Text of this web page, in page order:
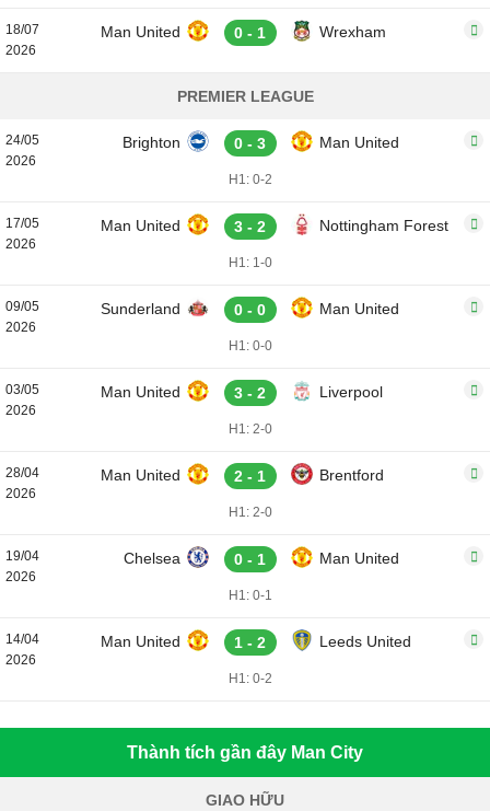
18/07
2026
Man United 0 - 1 Wrexham
PREMIER LEAGUE
24/05
2026
Brighton 0 - 3 Man United
H1: 0-2
17/05
2026
Man United 3 - 2 Nottingham Forest
H1: 1-0
09/05
2026
Sunderland 0 - 0 Man United
H1: 0-0
03/05
2026
Man United 3 - 2 Liverpool
H1: 2-0
28/04
2026
Man United 2 - 1 Brentford
H1: 2-0
19/04
2026
Chelsea 0 - 1 Man United
H1: 0-1
14/04
2026
Man United 1 - 2 Leeds United
H1: 0-2
Thành tích gần đây Man City
GIAO HỮU